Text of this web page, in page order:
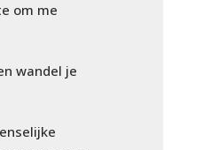
om me
wandel je